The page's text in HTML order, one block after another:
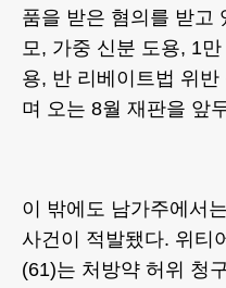
품을 받은 혐의를 받고
모, 가중 신분 도용, 1
용, 반 리베이트법 위
며 오는 8월 재판을 앞
이 밖에도 남가주에서
사건이 적발됐다. 위티
(61)는 처방약 허위 청